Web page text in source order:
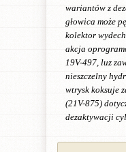
wariantów z
głowica może
kolektor
akcja
19V-497, luz
nieszczelny
wtrysk koksuje
(21V-875)
dezaktywacji